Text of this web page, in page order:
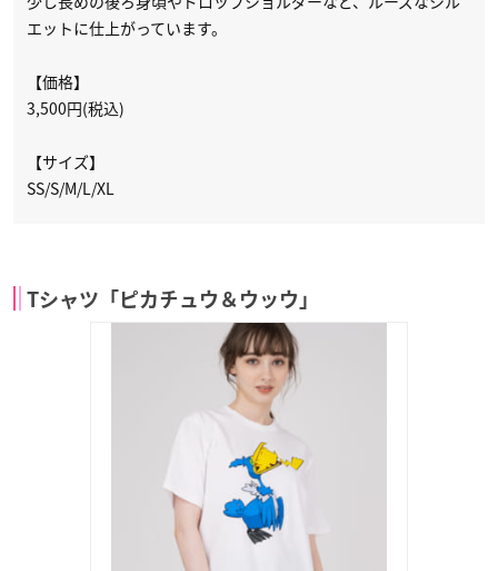
エットに仕上がっています。
【価格】
3,500円(税込)
【サイズ】
SS/S/M/L/XL
Tシャツ「ピカチュウ＆ウッウ」